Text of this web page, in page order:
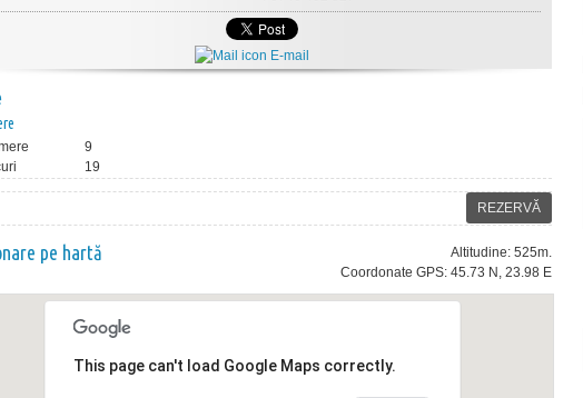
E-mail
9
19
REZERVĂ
Altitudine: 525m.
Coordonate GPS: 45.73 N, 23.98 E
pe hartă
This page can't load Google Maps correctly.